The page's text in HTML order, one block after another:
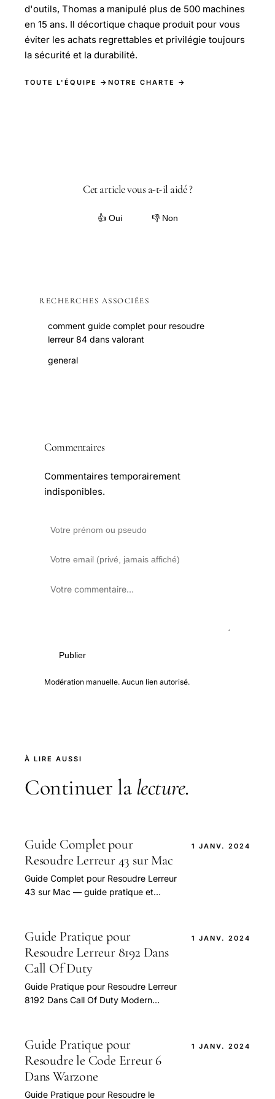
d'outils, Thomas a manipulé plus de 500 machines
en 15 ans. Il décortique chaque produit pour vous
éviter les achats regrettables et privilégie toujours
la sécurité et la durabilité.
TOUTE L'ÉQUIPE → NOTRE CHARTE →
Cet article vous a-t-il aidé ?
👍 Oui 👎 Non
RECHERCHES ASSOCIÉES
comment guide complet pour resoudre
lerreur 84 dans valorant
general
Commentaires
Commentaires temporairement
indisponibles.
Publier
Modération manuelle. Aucun lien autorisé.
À LIRE AUSSI
Continuer la lecture.
Guide Complet pour
Resoudre Lerreur 43 sur Mac
Guide Complet pour Resoudre Lerreur
43 sur Mac — guide pratique et
1 JANV. 2024
Guide Pratique pour
Resoudre Lerreur 8192 Dans
Call Of Duty
Guide Pratique pour Resoudre Lerreur
8192 Dans Call Of Duty Modern
1 JANV. 2024
Guide Pratique pour
Resoudre le Code Erreur 6
Dans Warzone
Guide Pratique pour Resoudre le
1 JANV. 2024